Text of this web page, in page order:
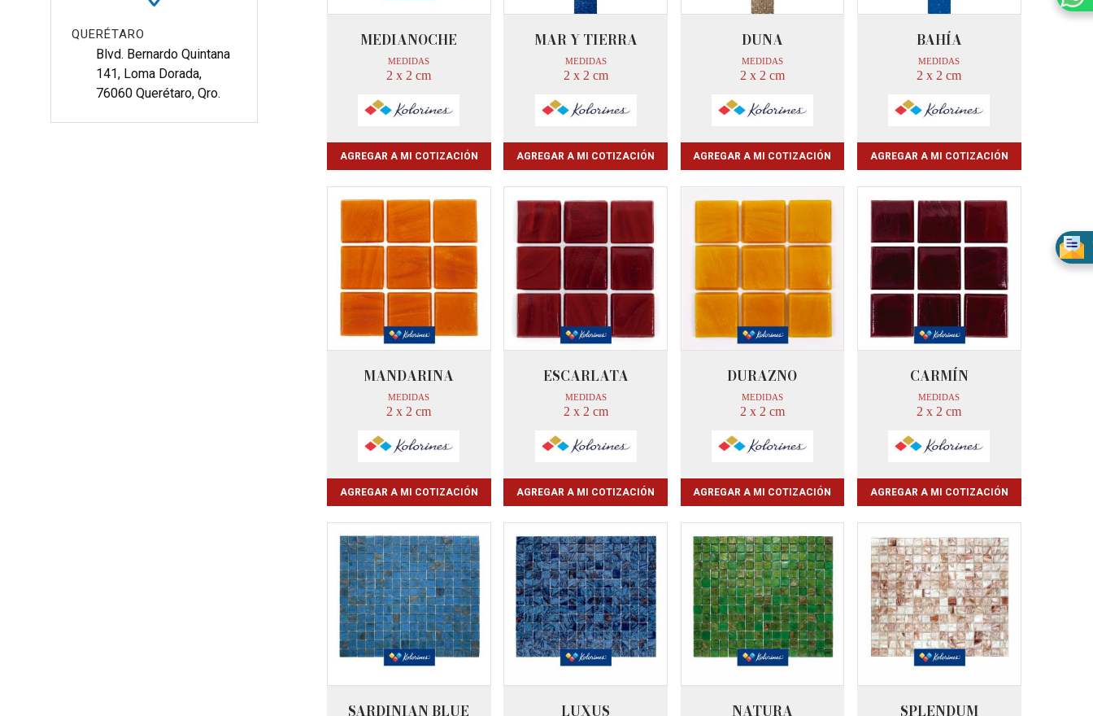
QUERÉTARO
Blvd. Bernardo Quintana
141, Loma Dorada,
76060 Querétaro, Qro.
MEDIANOCHE
MEDIDAS
2 x 2 cm
AGREGAR A MI COTIZACIÓN
MAR Y TIERRA
MEDIDAS
2 x 2 cm
AGREGAR A MI COTIZACIÓN
DUNA
MEDIDAS
2 x 2 cm
AGREGAR A MI COTIZACIÓN
BAHÍA
MEDIDAS
2 x 2 cm
AGREGAR A MI COTIZACIÓN
MANDARINA
MEDIDAS
2 x 2 cm
AGREGAR A MI COTIZACIÓN
ESCARLATA
MEDIDAS
2 x 2 cm
AGREGAR A MI COTIZACIÓN
DURAZNO
MEDIDAS
2 x 2 cm
AGREGAR A MI COTIZACIÓN
CARMÍN
MEDIDAS
2 x 2 cm
AGREGAR A MI COTIZACIÓN
SARDINIAN BLUE LUXUS NATURA SPLENDUM